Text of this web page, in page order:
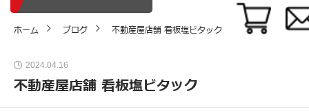
ホーム ブログ 不動産屋店舗 看板塩ビタック
2024.04.16
不動産屋店舗 看板塩ビタック